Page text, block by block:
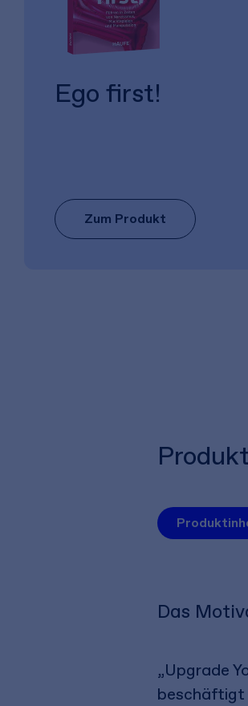
Ego first!
Zum Produkt
Das
„Upgrade
beschäftigt